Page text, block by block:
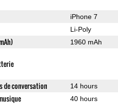
iPhone 7
Li-Poly
1960 mAh
de conversation 14 hours
40 hours